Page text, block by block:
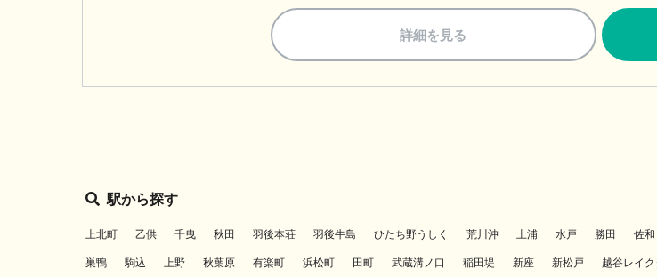
詳細を見る
駅から探す
上北町 乙供 千曳 秋田 羽後本荘 羽後牛島 ひたち野うしく 荒川沖 土浦 水戸 勝田 佐和
巣鴨 駒込 上野 秋葉原 有楽町 浜松町 田町 武蔵溝ノ口 稲田堤 新座 新松戸 越谷レイ